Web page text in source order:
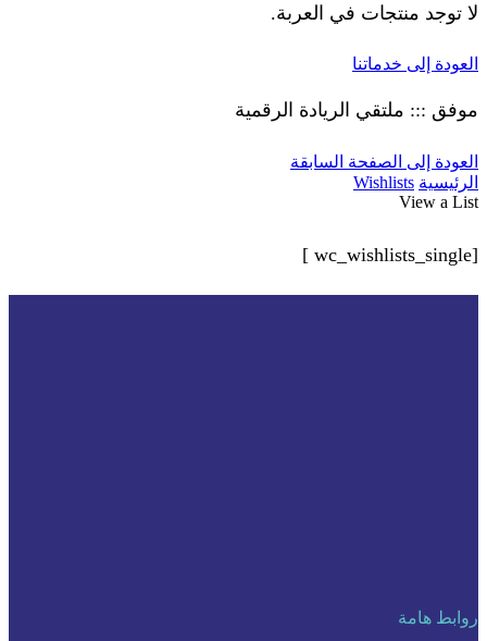
لا توجد منتجات في العربة.
العودة إلى خدماتنا
موفق ::: ملتقي الريادة الرقمية
العودة إلى الصفحة السابقة
الرئيسية Wishlists
View a List
[wc_wishlists_single ]
روابط هامة